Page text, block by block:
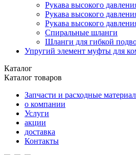
Рукава высокого
Рукава высокого
Рукава высокого
Спиральные шланги
Шланги для гибкой
Упругий элемент муфты для
Каталог
Каталог товаров
Запчасти и расходные
о компании
Услуги
акции
доставка
Контакты